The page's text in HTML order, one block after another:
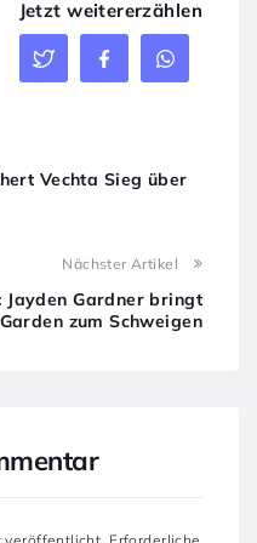
Jetzt weitererzählen
Vechta Sieg über
Nächster Artikel
Jayden Gardner bringt
zum Schweigen